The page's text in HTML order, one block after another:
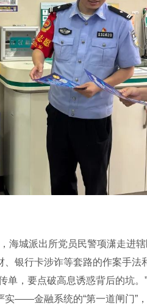
海城派出所党员民警项潇走进
银行卡涉诈等套路的作案手法
单，要点破高息诱惑背后的坑。
实——金融系统的“第一道闸门”